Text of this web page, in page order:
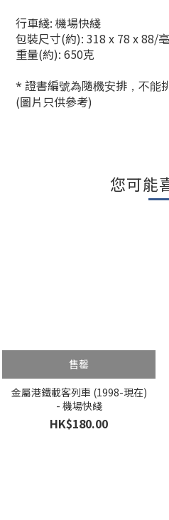
行車綫: 機場快綫
包裝尺寸(約): 318 x 78 x 88/
重量(約): 650克
* 證書編號為隨機安排，不能
(圖片只供參考)
您可能
售罄
金屬港鐵載客列車 (1998-現在)
- 機場快綫
HK$180.00